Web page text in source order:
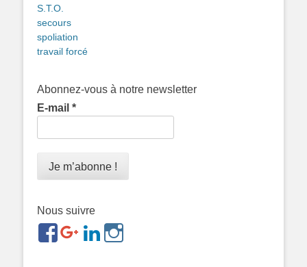
S.T.O.
secours
spoliation
travail forcé
Abonnez-vous à notre newsletter
E-mail *
Nous suivre
https://www.facebook.com/groups/
ref=br_rs
https://plus.google.com/b/
https://www.linkedin.com/in/gigi-
bonin-